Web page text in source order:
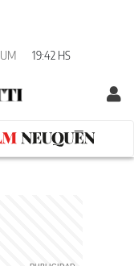
19:42 HS